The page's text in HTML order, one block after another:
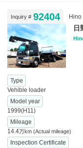
Inquiry # 92404 Hino
日
Type
Vehible loader
Model year
1999(H11)
Mileage
14.4万km (Actual mileage)
Inspection Certificate